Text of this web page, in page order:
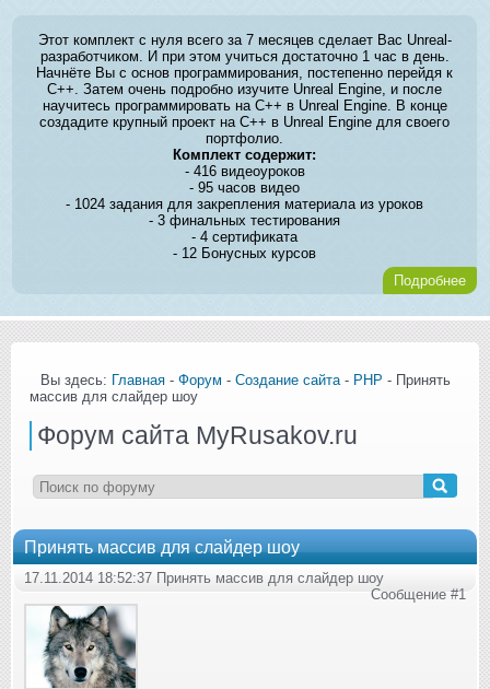
Этот комплект с нуля всего за 7 месяцев сделает Вас Unreal-
разработчиком. И при этом учиться достаточно 1 час в день.
Начнёте Вы с основ программирования, постепенно перейдя к
C++. Затем очень подробно изучите Unreal Engine, и после
научитесь программировать на C++ в Unreal Engine. В конце
создадите крупный проект на C++ в Unreal Engine для своего
портфолио.
Комплект содержит:
- 416 видеоуроков
- 95 часов видео
- 1024 задания для закрепления материала из уроков
- 3 финальных тестирования
- 4 сертификата
- 12 Бонусных курсов
Подробнее
Вы здесь: Главная - Форум - Создание сайта - PHP - Принять
массив для слайдер шоу
Форум сайта MyRusakov.ru
Принять массив для слайдер шоу
17.11.2014 18:52:37 Принять массив для слайдер шоу
Сообщение #1